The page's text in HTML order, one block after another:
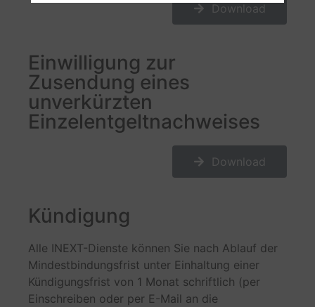
Download
Einwilligung zur
Zusendung eines
unverkürzten
Einzelentgeltnachweises
Download
Kündigung
Alle INEXT-Dienste können Sie nach Ablauf der
Mindestbindungsfrist unter Einhaltung einer
Kündigungsfrist von 1 Monat schriftlich (per
Einschreiben oder per E-Mail an die